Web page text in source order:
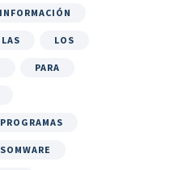
INFORMACIÓN
LAS LOS
PARA
PROGRAMAS